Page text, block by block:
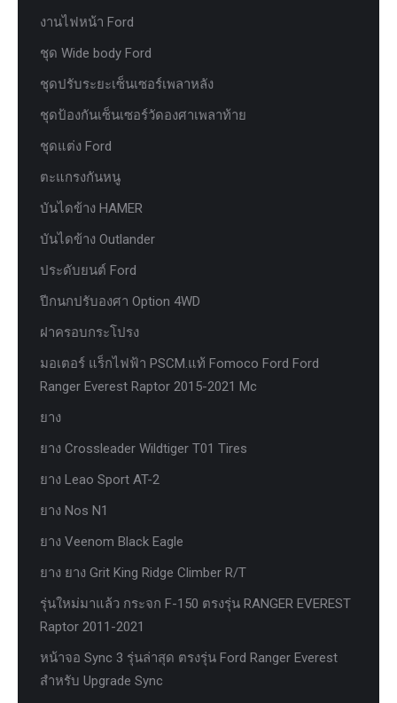
งานไฟหน้า Ford
ชุด Wide body Ford
ชุดปรับระยะเซ็นเซอร์เพลาหลัง
ชุดป้องกันเซ็นเซอร์วัดองศาเพลาท้าย
ชุดแต่ง Ford
ตะแกรงกันหนู
บันไดข้าง HAMER
บันไดข้าง Outlander
ประดับยนต์ Ford
ปีกนกปรับองศา Option 4WD
ฝาครอบกระโปรง
มอเตอร์ แร็กไฟฟ้า PSCM.แท้ Fomoco Ford Ford
Ranger Everest Raptor 2015-2021 Mc
ยาง
ยาง Crossleader Wildtiger T01 Tires
ยาง Leao Sport AT-2
ยาง Nos N1
ยาง Veenom Black Eagle
ยาง ยาง Grit King Ridge Climber R/T
รุ่นใหม่มาแล้ว กระจก F-150 ตรงรุ่น RANGER EVEREST
Raptor 2011-2021
หน้าจอ Sync 3 รุ่นล่าสุด ตรงรุ่น Ford Ranger Everest
สำหรับ Upgrade Sync